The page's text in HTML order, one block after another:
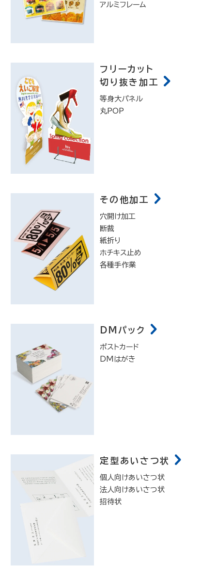
アルミフレーム
フリーカット
切り抜き加工
等身大パネル
丸POP
その他加工
穴開け加工
断裁
紙折り
ホチキス止め
各種手作業
DMパック
ポストカード
DMはがき
定型あいさつ状
個人向けあいさつ状
法人向けあいさつ状
招待状